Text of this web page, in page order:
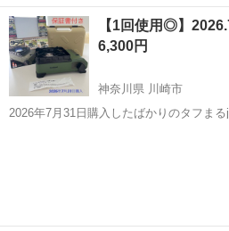
合リサイクルショップ ★ユーズドグッズ
ノハウス平岸店です。 未使用開封品
マ...
北海道 札幌市 中の島駅 季節、
【1回使用◎】
6,300円
神奈川県 川崎市
2026年7月31日購入したばかりのタフま